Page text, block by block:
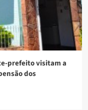
prefeito visitam a
dos